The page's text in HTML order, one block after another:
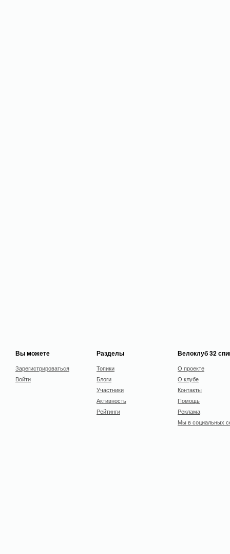
Вы можете
Зарегистрироваться
Войти
Разделы
Топики
Блоги
Участники
Активность
Рейтинги
Велоклуб 32
О проекте
О клубе
Контакты
Помощь
Реклама
Мы в социальных